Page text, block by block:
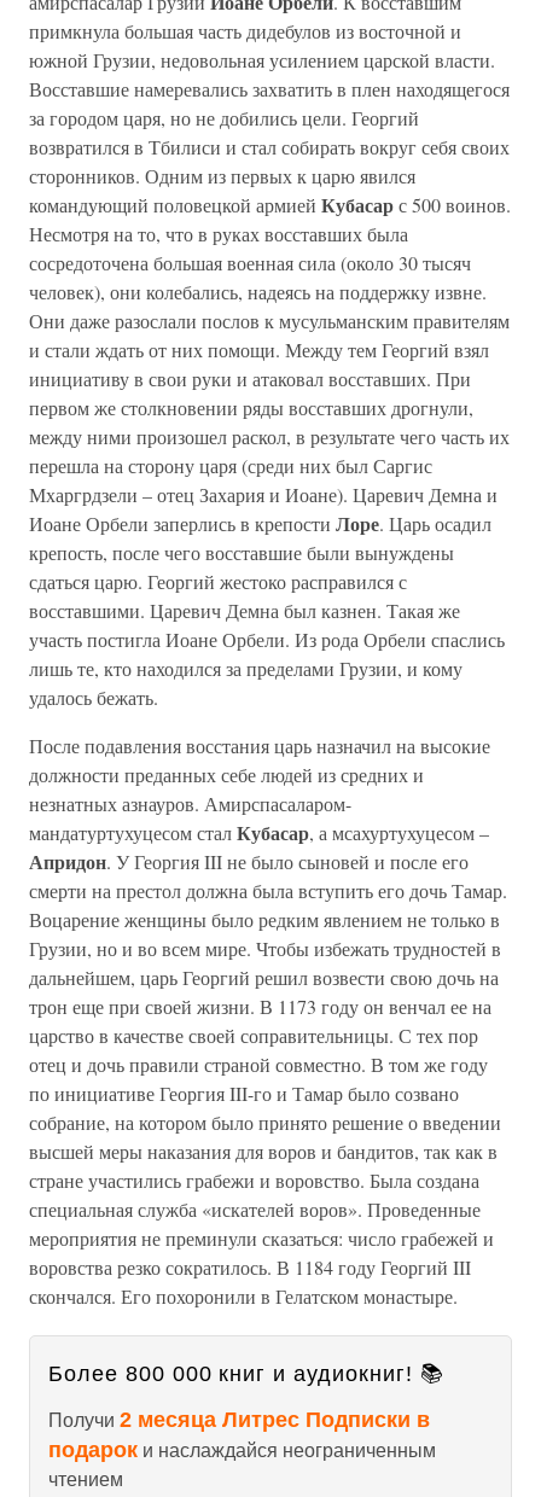
примкнула большая часть дидебулов из восточной и
южной Грузии, недовольная усилением царской власти.
Восставшие намеревались захватить в плен находящегося
за городом царя, но не добились цели. Георгий
возвратился в Тбилиси и стал собирать вокруг себя своих
сторонников. Одним из первых к царю явился
командующий половецкой армией Кубасарс 500 воинов.
Несмотря на то, что в руках восставших была
сосредоточена большая военная сила (около 30 тысяч
человек), они колебались, надеясь на поддержку извне.
Они даже разослали послов к мусульманским правителям
и стали ждать от них помощи. Между тем Георгий взял
инициативу в свои руки и атаковал восставших. При
первом же столкновении ряды восставших дрогнули,
между ними произошел раскол, в результате чего часть их
перешла на сторону царя (среди них был Саргис
Мхаргрдзели – отец Захария и Иоане). Царевич Демна и
Иоане Орбели заперлись в крепости Лоре. Царь осадил
крепость, после чего восставшие были вынуждены
сдаться царю. Георгий жестоко расправился с
восставшими. Царевич Демна был казнен. Такая же
участь постигла Иоане Орбели. Из рода Орбели спаслись
лишь те, кто находился за пределами Грузии, и кому
удалось бежать.
После подавления восстания царь назначил на высокие
должности преданных себе людей из средних и
незнатных азнауров. Амирспасаларом-
мандатуртухуцесом сталКубасар, а мсахуртухуцесом –
Апридон. У Георгия III не было сыновей и после его
смерти на престол должна была вступить его дочь Тамар.
Воцарение женщины было редким явлением не только в
Грузии, но и во всем мире. Чтобы избежать трудностей в
дальнейшем, царь Георгий решил возвести свою дочь на
трон еще при своей жизни. В 1173 году он венчал ее на
царство в качестве своей соправительницы. С тех пор
отец и дочь правили страной совместно. В том же году
по инициативе Георгия III-го и Тамар было созвано
собрание, на котором было принято решение о введении
высшей меры наказания для воров и бандитов, так как в
стране участились грабежи и воровство. Была создана
специальная служба «искателей воров». Проведенные
мероприятия не преминули сказаться: число грабежей и
воровства резко сократилось. В 1184 году Георгий III
скончался. Его похоронили в Гелатском монастыре.
Более 800 000 книг и аудиокниг! 📚
Получи 2 месяца Литрес Подписки в
подарок и наслаждайся неограниченным
чтением